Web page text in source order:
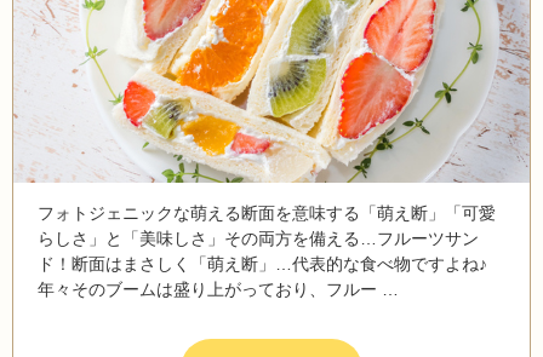
フォトジェニックな萌える断面を意味する「萌え断」「可愛
らしさ」と「美味しさ」その両方を備える…フルーツサン
ド！断面はまさしく「萌え断」…代表的な食べ物ですよね♪
年々そのブームは盛り上がっており、フルー …